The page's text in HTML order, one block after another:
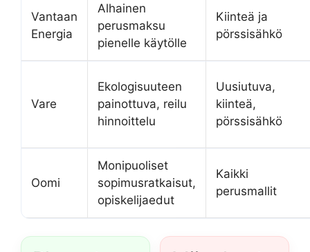
Vantaan
Energia
Alhainen
perusmaksu
pienelle käytölle
Kiinteä ja
pörssisähkö
Vare
Ekologisuuteen
painottuva, reilu
hinnoittelu
Uusiutuva,
kiinteä,
pörssisähkö
Oomi
Monipuoliset
sopimusratkaisut,
opiskelijaedut
Kaikki
perusmallit